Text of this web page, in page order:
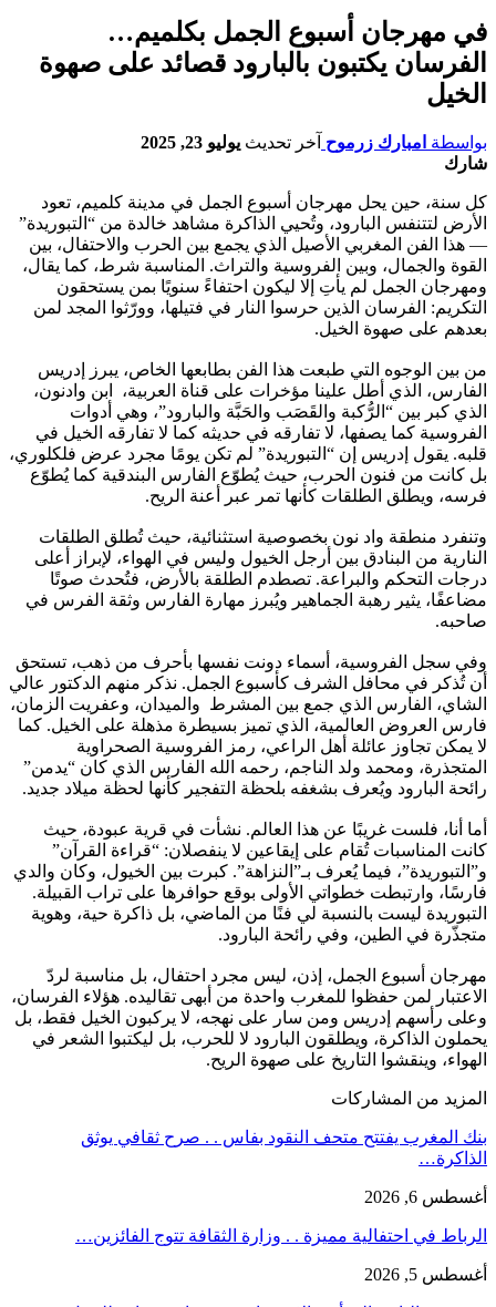
في مهرجان أسبوع الجمل بكلميم…
الفرسان يكتبون بالبارود قصائد على صهوة
الخيل
بواسطة امبارك زرموح آخر تحديث يوليو 23, 2025
شارك
كل سنة، حين يحل مهرجان أسبوع الجمل في مدينة كلميم، تعود
الأرض لتتنفس البارود، وتُحيي الذاكرة مشاهد خالدة من “التبوريدة”
— هذا الفن المغربي الأصيل الذي يجمع بين الحرب والاحتفال، بين
القوة والجمال، وبين الفروسية والتراث. المناسبة شرط، كما يقال،
ومهرجان الجمل لم يأتِ إلا ليكون احتفاءً سنويًا بمن يستحقون
التكريم: الفرسان الذين حرسوا النار في فتيلها، وورّثوا المجد لمن
بعدهم على صهوة الخيل.
من بين الوجوه التي طبعت هذا الفن بطابعها الخاص، يبرز إدريس
الفارس، الذي أطل علينا مؤخرات على قناة العربية، ابن وادنون،
الذي كبر بين “الرُّكبة والقَصَب والحَبَّة والبارود”، وهي أدوات
الفروسية كما يصفها، لا تفارقه في حديثه كما لا تفارقه الخيل في
قلبه. يقول إدريس إن “التبوريدة” لم تكن يومًا مجرد عرض فلكلوري،
بل كانت من فنون الحرب، حيث يُطوّع الفارس البندقية كما يُطوّع
فرسه، ويطلق الطلقات كأنها تمر عبر أعنة الريح.
وتنفرد منطقة واد نون بخصوصية استثنائية، حيث تُطلق الطلقات
النارية من البنادق بين أرجل الخيول وليس في الهواء، لإبراز أعلى
درجات التحكم والبراعة. تصطدم الطلقة بالأرض، فتُحدث صوتًا
مضاعفًا، يثير رهبة الجماهير ويُبرز مهارة الفارس وثقة الفرس في
صاحبه.
وفي سجل الفروسية، أسماء دونت نفسها بأحرف من ذهب، تستحق
أن تُذكر في محافل الشرف كأسبوع الجمل. نذكر منهم الدكتور عالي
الشاي، الفارس الذي جمع بين المشرط والميدان، وعفريت الزمان،
فارس العروض العالمية، الذي تميز بسيطرة مذهلة على الخيل. كما
لا يمكن تجاوز عائلة أهل الراعي، رمز الفروسية الصحراوية
المتجذرة، ومحمد ولد الناجم، رحمه الله الفارس الذي كان “يدمن”
رائحة البارود ويُعرف بشغفه بلحظة التفجير كأنها لحظة ميلاد جديد.
أما أنا، فلست غريبًا عن هذا العالم. نشأت في قرية عبودة، حيث
كانت المناسبات تُقام على إيقاعين لا ينفصلان: “قراءة القرآن”
و”التبوريدة”، فيما يُعرف بـ”النزاهة”. كبرت بين الخيول، وكان والدي
فارسًا، وارتبطت خطواتي الأولى بوقع حوافرها على تراب القبيلة.
التبوريدة ليست بالنسبة لي فنًا من الماضي، بل ذاكرة حية، وهوية
متجذّرة في الطين، وفي رائحة البارود.
مهرجان أسبوع الجمل، إذن، ليس مجرد احتفال، بل مناسبة لردّ
الاعتبار لمن حفظوا للمغرب واحدة من أبهى تقاليده. هؤلاء الفرسان،
وعلى رأسهم إدريس ومن سار على نهجه، لا يركبون الخيل فقط، بل
يحملون الذاكرة، ويطلقون البارود لا للحرب، بل ليكتبوا الشعر في
الهواء، وينقشوا التاريخ على صهوة الريح.
المزيد من المشاركات
بنك المغرب يفتتح متحف النقود بفاس . . صرح ثقافي يوثق
الذاكرة…
أغسطس 6, 2026
الرباط في احتفالية مميزة . . وزارة الثقافة تتوج الفائزين…
أغسطس 5, 2026